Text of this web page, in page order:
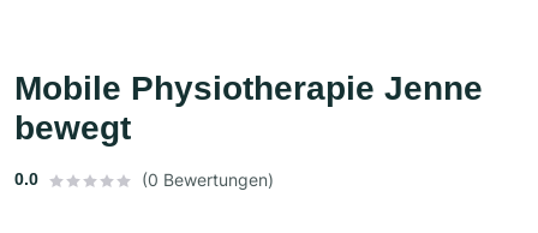
Mobile Physiotherapie Jenne
bewegt
0.0 (0 Bewertungen)